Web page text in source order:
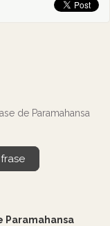
de Paramahansa
Paramahansa